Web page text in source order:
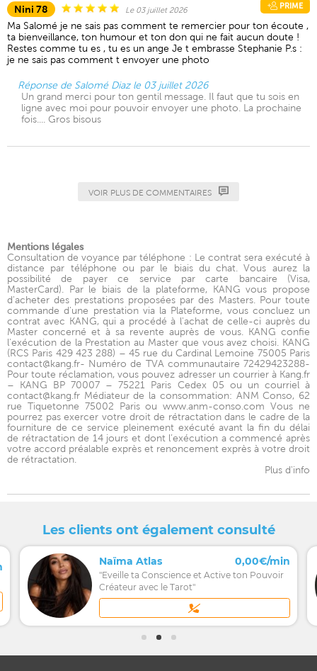
Nini 78 Le 03 juillet 2026 PRIME
Ma Salomé je ne sais pas comment te remercier pour ton écoute ,
ta bienveillance, ton humour et ton don qui ne fait aucun doute !
Restes comme tu es , tu es un ange Je t embrasse Stephanie P.s :
je ne sais pas comment t envoyer une photo
Réponse de Salomé Diaz le 03 juillet 2026
Un grand merci pour ton gentil message. Il faut que tu sois en
ligne avec moi pour pouvoir envoyer une photo. La prochaine
fois.... Gros bisous
VOIR PLUS DE COMMENTAIRES
Mentions légales
Consultation de voyance par téléphone : Le contrat sera exécuté à
distance par téléphone ou par le biais du chat. Vous aurez la
possibilité de payer ce service par carte bancaire (Visa,
MasterCard). Par le biais de la plateforme, KANG vous propose
d'acheter des prestations proposées par des Masters. Pour toute
commande d'une prestation via la Plateforme, vous concluez un
contrat avec KANG, qui a procédé à l'achat de celle-ci auprès du
Master concerné et à sa revente auprès de vous. KANG confie
l'exécution de la Prestation au Master que vous avez choisi. KANG
(RCS Paris 429 423 288) – 45 rue du Cardinal Lemoine 75005 Paris
contact@kang.fr- Numéro de TVA communautaire 72429423288-
Pour toute réclamation, vous pouvez adresser un courrier à Kang.fr
– KANG BP 70007 – 75221 Paris Cedex 05 ou un courriel à
contact@kang.fr Médiateur de la consommation: ANM Conso, 62
rue Tiquetonne 75002 Paris ou www.anm-conso.com Vous ne
pourrez pas exercer votre droit de rétractation dans le cadre de la
fourniture de ce service pleinement exécuté avant la fin du délai
de rétractation de 14 jours et dont l’exécution a commencé après
votre accord préalable exprès et renoncement exprès à votre droit
de rétractation.
Plus d'info
Les clients ont également consulté
Naïma Atlas 0,00€/min
"Eveille ta Conscience et Active ton Pouvoir
Créateur avec le Tarot"